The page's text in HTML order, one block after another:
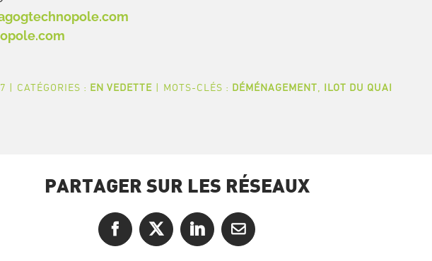
| CATÉGORIES : EN VEDETTE | MOTS-CLÉS : DÉMÉNAGEMENT ILOT DU QUAI
PARTAGER SUR LES RÉSEAUX
Facebook
X LinkedInCourriel